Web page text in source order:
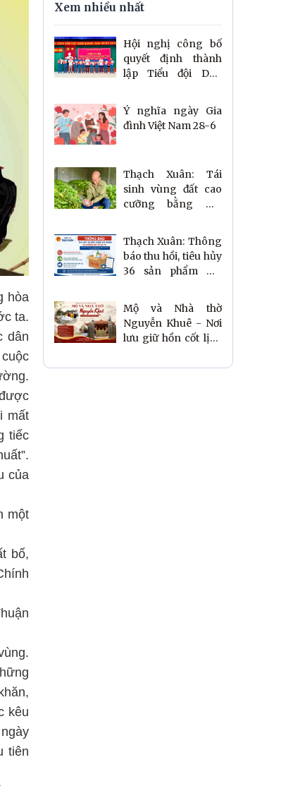
hòa
ta.
dân
mất
tiếc
của
một
bố,
kêu
tiên
Xem nhiều nhất
Hội nghị công bố
quyết định thành
lập Tiểu đội Dân
xã Thạch Xuân
Ý nghĩa ngày Gia
đình Việt Nam 28-6
Thạch Xuân: Tái
sinh vùng đất cao
cưỡng bằng mô
tằm
Thạch Xuân: Thông
báo thu hồi, tiêu hủy
36 sản phẩm mỹ
định
Mộ và Nhà thờ
Nguyễn Khuê - Nơi
lưu giữ hồn cốt lịch
cội